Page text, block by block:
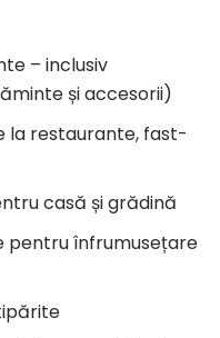
– inclusiv
și accesorii)
la restaurante, fast-
casă și grădină
pentru înfrumusețare